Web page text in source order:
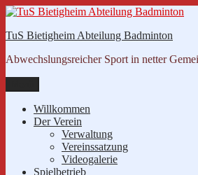
Zum
springen
TuS Bietigheim Abteilung Badminton
Abwechslungsreicher Sport in netter
Willkommen
Der Verein
Verwaltung
Vereinssatzung
Videogalerie
Spielbetrieb